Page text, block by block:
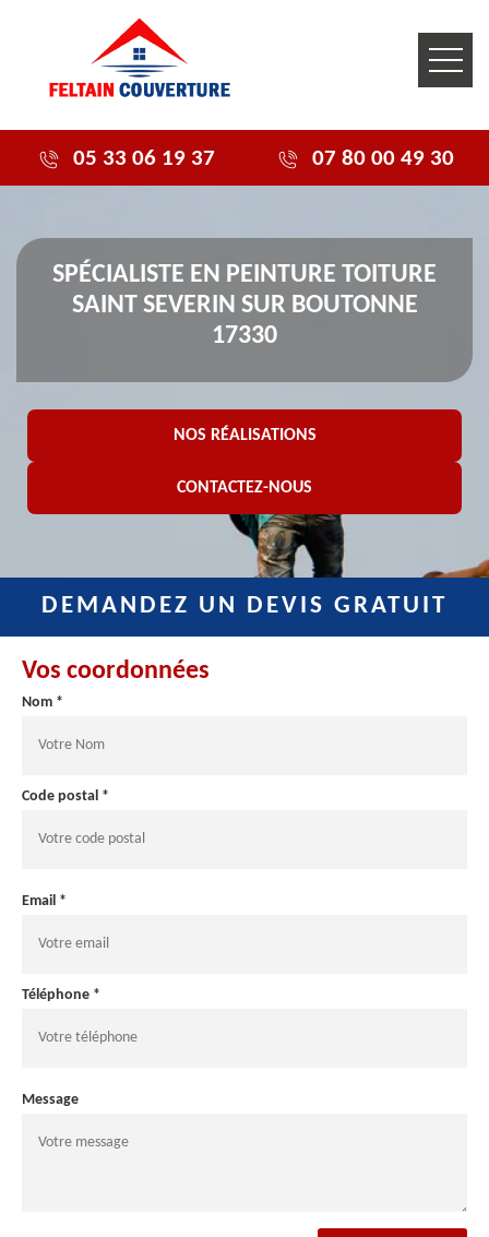
05 33 06 19 37 07 80 00 49 30
SPÉCIALISTE EN PEINTURE TOITURE
SAINT SEVERIN SUR BOUTONNE
17330
NOS RÉALISATIONS
CONTACTEZ-NOUS
DEMANDEZ UN DEVIS GRATUIT
Vos coordonnées
Nom *
Code postal *
Email *
Téléphone *
Message